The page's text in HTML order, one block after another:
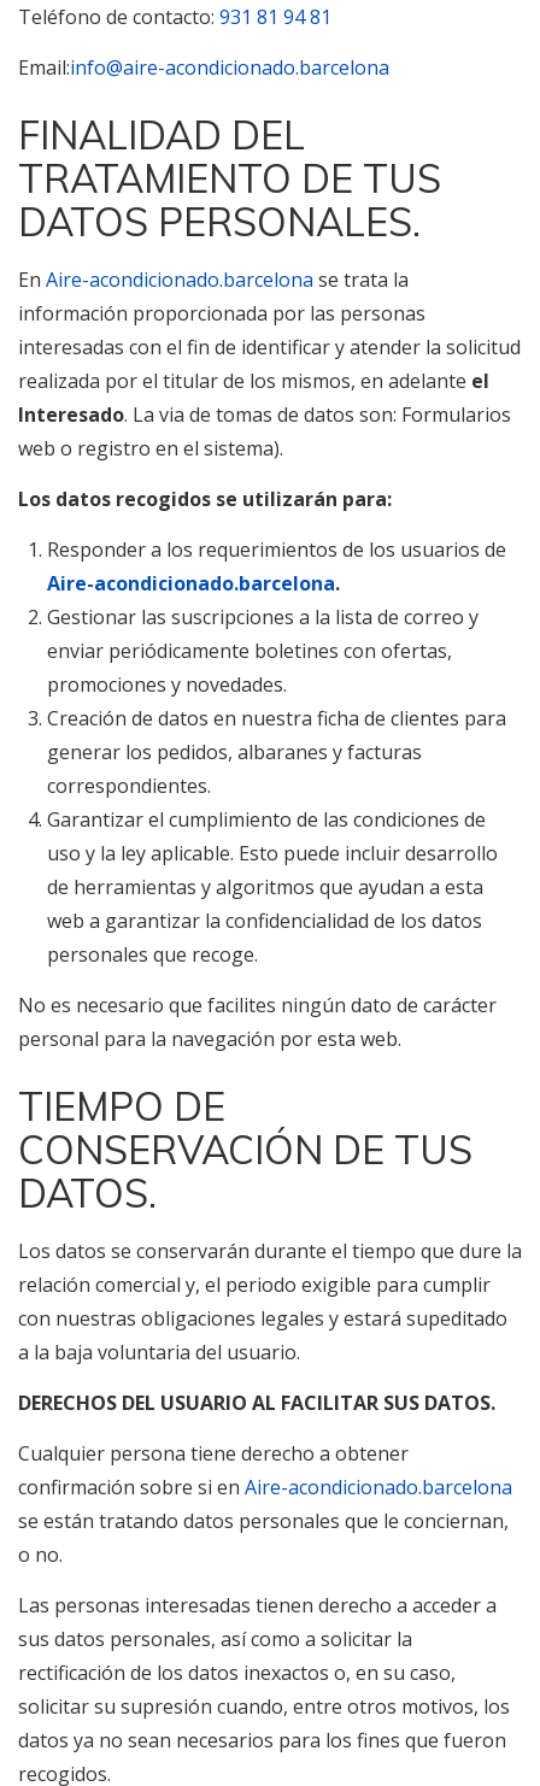
Teléfono de contacto: 931 81 94 81
Email:info@aire-acondicionado.barcelona
FINALIDAD DEL
TRATAMIENTO DE TUS
DATOS PERSONALES.
En Aire-acondicionado.barcelona se trata la
información proporcionada por las personas
interesadas con el fin de identificar y atender la solicitud
realizada por el titular de los mismos, en adelante el
Interesado. La via de tomas de datos son: Formularios
web o registro en el sistema).
Los datos recogidos se utilizarán para:
Responder a los requerimientos de los usuarios de
Aire-acondicionado.barcelona.
Gestionar las suscripciones a la lista de correo y
enviar periódicamente boletines con ofertas,
promociones y novedades.
Creación de datos en nuestra ficha de clientes para
generar los pedidos, albaranes y facturas
correspondientes.
Garantizar el cumplimiento de las condiciones de
uso y la ley aplicable. Esto puede incluir desarrollo
de herramientas y algoritmos que ayudan a esta
web a garantizar la confidencialidad de los datos
personales que recoge.
No es necesario que facilites ningún dato de carácter
personal para la navegación por esta web.
TIEMPO DE
CONSERVACIÓN DE TUS
DATOS.
Los datos se conservarán durante el tiempo que dure la
relación comercial y, el periodo exigible para cumplir
con nuestras obligaciones legales y estará supeditado
a la baja voluntaria del usuario.
DERECHOS DEL USUARIO AL FACILITAR SUS DATOS.
Cualquier persona tiene derecho a obtener
confirmación sobre si en Aire-acondicionado.barcelona
se están tratando datos personales que le conciernan,
o no.
Las personas interesadas tienen derecho a acceder a
sus datos personales, así como a solicitar la
rectificación de los datos inexactos o, en su caso,
solicitar su supresión cuando, entre otros motivos, los
datos ya no sean necesarios para los fines que fueron
recogidos.